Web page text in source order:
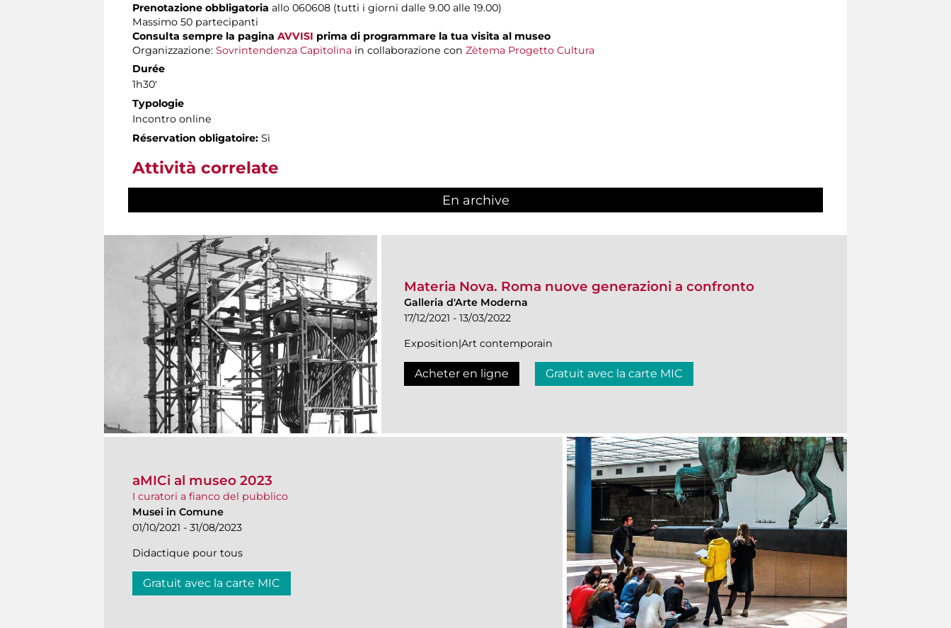
Prenotazione obbligatoria allo 060608 (tutti i giorni dalle 9.00 alle 19.00)
Massimo 50 partecipanti
Consulta sempre la pagina AVVISI prima di programmare la tua visita al museo
Organizzazione: Sovrintendenza Capitolina in collaborazione con Zètema Progetto Cultura
Durée
1h30'
Typologie
Incontro online
Réservation obligatoire: Sì
Attività correlate
En archive
Materia Nova. Roma nuove generazioni a confronto
Galleria d'Arte Moderna
17/12/2021 - 13/03/2022
Exposition|Art contemporain
Acheter en ligne Gratuit avec la carte MIC
aMICi al museo 2023
I curatori a fianco del pubblico
Musei in Comune
01/10/2021 - 31/08/2023
Didactique pour tous
Gratuit avec la carte MIC